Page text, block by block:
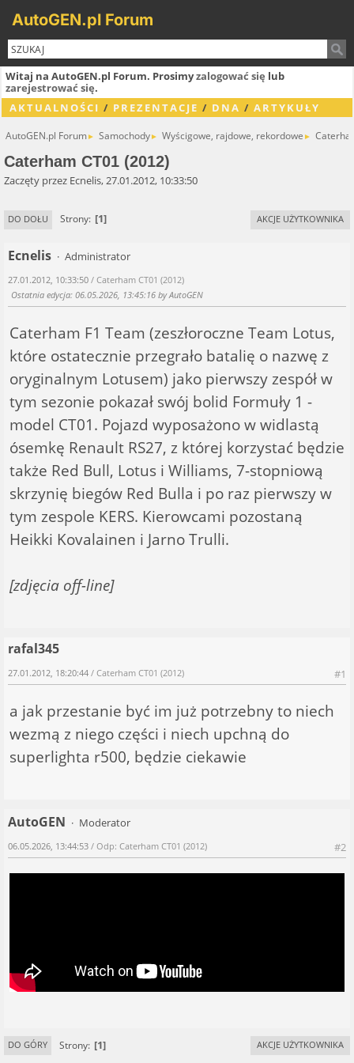
AutoGEN.pl Forum
Witaj na AutoGEN.pl Forum. Prosimyzalogować się lub
zarejestrować się.
AKTUALNOŚCI / PREZENTACJE / DNA / ARTYKUŁY
AutoGEN.pl Forum► Samochody► Wyścigowe, rajdowe, rekordowe ►
Caterham CT01 (2012)
Zaczęty przez Ecnelis, 27.01.2012, 10:33:50
DO DOŁU Strony 1 AKCJE UŻYTKOWNIKA
Ecnelis Administrator
27.01.2012, 10:33:50 / Caterham CT01 (2012)
Ostatnia edycja: 06.05.2026, 13:45:16 by AutoGEN
Caterham F1 Team (zeszłoroczne Team Lotus,
które ostatecznie przegrało batalię o nazwę z
oryginalnym Lotusem) jako pierwszy zespół w
tym sezonie pokazał swój bolid Formuły 1 -
model CT01. Pojazd wyposażono w widlastą
ósemkę Renault RS27, z której korzystać będzie
także Red Bull, Lotus i Williams, 7-stopniową
skrzynię biegów Red Bulla i po raz pierwszy w
tym zespole KERS. Kierowcami pozostaną
Heikki Kovalainen i Jarno Trulli.
[zdjęcia off-line]
rafal345
#1
27.01.2012, 18:20:44 / Caterham CT01 (2012)
a jak przestanie być im już potrzebny to niech
wezmą z niego części i niech upchną do
superlighta r500, będzie ciekawie
AutoGEN
Moderator
#2
06.05.2026, 13:44:53 / Odp: Caterham CT01 (2012)
DO GÓRY Strony 1 AKCJE UŻYTKOWNIKA